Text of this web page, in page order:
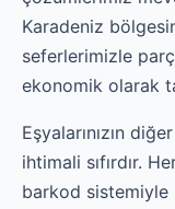
Karadeniz
seferlerimizle
ekonomik olarak
Eşyalarınızın
ihtimali sıfırdır.
barkod sistemiyle